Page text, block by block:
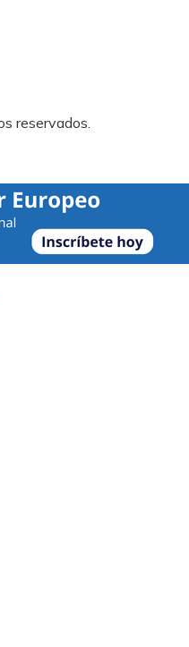
reservados.